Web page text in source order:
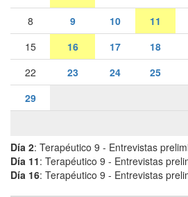
8
9 10 11
15
16 17 18
22
23 24 25
29
Día 2: Terapéutico 9 - Entrevistas
Día 11: Terapéutico 9 - Entrevistas
Día 16: Terapéutico 9 - Entrevistas